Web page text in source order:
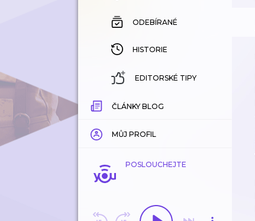
ODEBÍRANÉ
HISTORIE
EDITORSKÉ TIPY
ČLÁNKY BLOG
MŮJ PROFIL
POSLOUCHEJTE